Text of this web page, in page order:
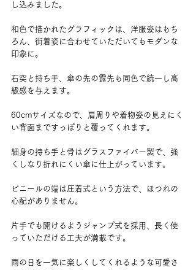
し込みました。
和色で描かれたグラフィックは、洋服姿はもち
ろん、街着姿に合わせていただいてもモダンな
印象に。
石突と持ち手、傘の先の露先も同色で統一し高
級感を与えます。
60cmサイズなので、肩周りや着物姿の見えにく
い背面まですっぽりと覆ってくれます。
細身の持ち手と骨はグラスファイバー製で、強
くしなり折れにくい傘に仕上がっています。
ビニールの端は圧着式という方法で、ほつれの
心配がありません。
片手でも開けるようジャンプ式を採用、長く使
っていただける工夫が満載です。
雨の日を一気に楽しくしてくれるような可愛さ